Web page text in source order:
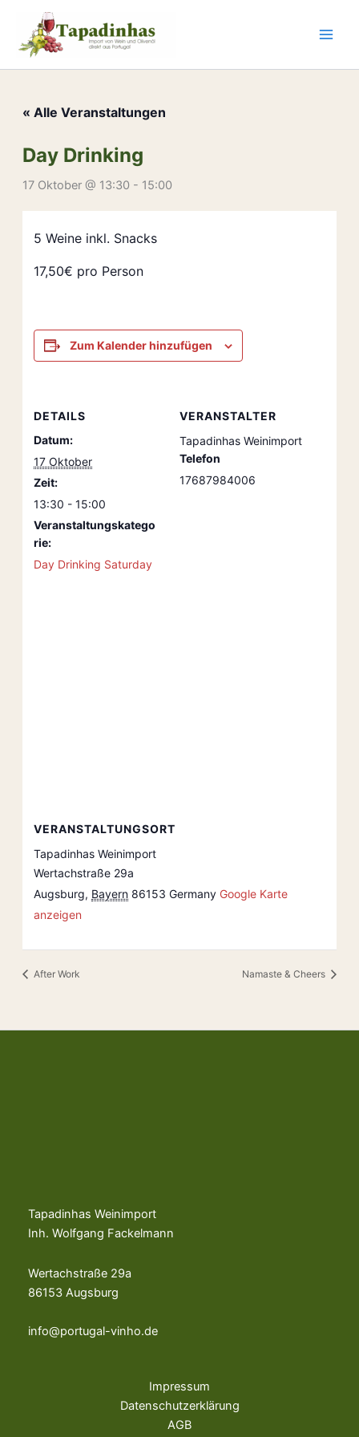
springen
« Alle Veranstaltungen
Day Drinking
17 Oktober @ 13:30 - 15:00
5 Weine inkl. Snacks
17,50€ pro Person
Zum Kalender hinzufügen
DETAILS
Datum:
17 Oktober
Zeit:
13:30 - 15:00
Veranstaltungskatego
rie:
Day Drinking Saturday
VERANSTALTER
Tapadinhas Weinimport
Telefon
17687984006
VERANSTALTUNGSORT
Tapadinhas Weinimport
Wertachstraße 29a
Augsburg, Bayern 86153 Germany Google Karte
anzeigen
After Work Namaste & Cheers
Tapadinhas Weinimport
Inh. Wolfgang Fackelmann
Wertachstraße 29a
86153 Augsburg
info@portugal-vinho.de
Impressum
Datenschutzerklärung
AGB